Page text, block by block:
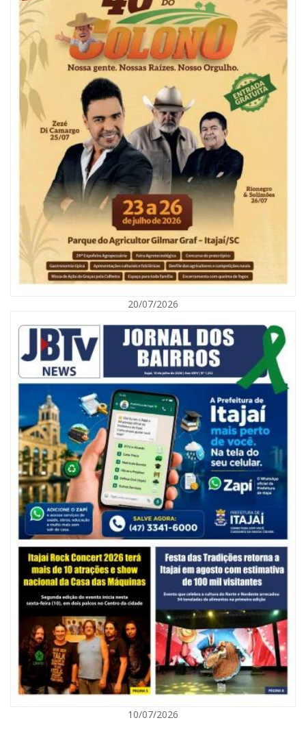
06/08/2026 | 10:04
Ação oferece testes rápidos para HIV, sífilis e hepatites nesta quinta (6) e
sexta-feira (7)
GERAL
06/08/2026 | 10:14
Defesa Civil de SC monitora formação de ciclone-bomba no Sul do Brasil;
entenda como o fenômeno se forma e quais os impactos no estado
ITAJAÍ
20/07/2026
10/07/2026